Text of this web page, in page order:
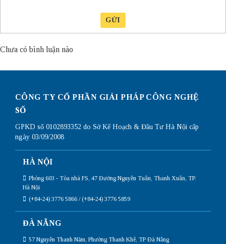
GỬI
Chưa có bình luận nào
CÔNG TY CỔ PHẦN GIẢI PHÁP CÔNG NGHỆ
SỐ
GPKD số 0102893352 do Sở Kế Hoạch & Đầu Tư Hà Nội cấp
ngày 03/09/2008
HÀ NỘI
Phòng 603 - Tòa nhà FS, 47 Đường Nguyễn Tuân, Thanh Xuân, TP.
Hà Nội
(+84-24) 3776 5866 / (+84-24) 3776 5859
ĐÀ NẴNG
57 Nguyễn Thanh Năm, Phường Thanh Khê, TP Đà Nẵng